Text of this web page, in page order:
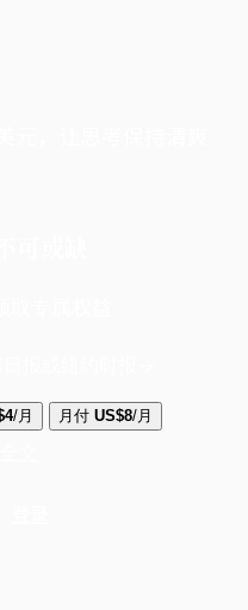
/月 月付 US$8/月